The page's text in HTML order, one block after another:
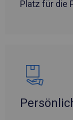
Platz für die